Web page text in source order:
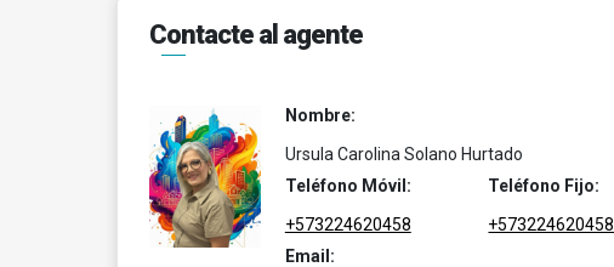
Contacte al agente
Nombre:
Ursula Carolina Solano Hurtado
Teléfono Móvil:
+573224620458
Teléfono Fijo:
+573224620458
Email: